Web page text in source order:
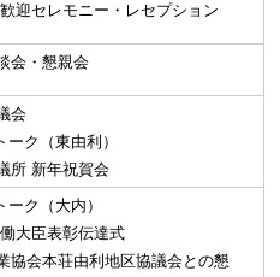
迎セレモニー・レセプション
会・懇親会
会
ク（東由利）
所 新年祝賀会
ク（大内）
大臣表彰伝達式
協会本荘由利地区協議会との懇